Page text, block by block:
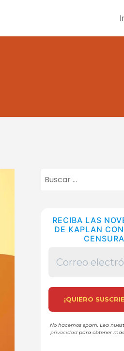
RECIBA LAS
DE KAPLAN
CENSURA
No hacemos spam. Lea
privacidad para obtener